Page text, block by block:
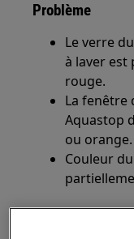
Problème
Le verre
à laver
rouge.
La fenêtre
Aquastop
ou orange.
Couleur